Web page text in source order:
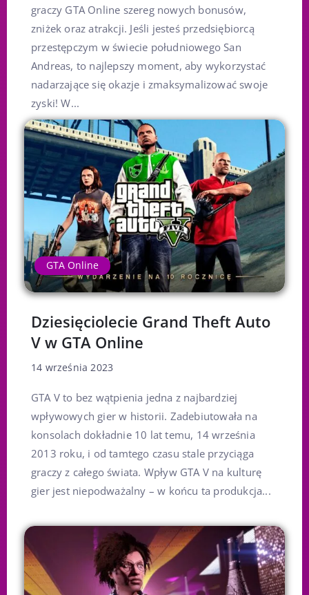
graczy GTA Online szereg nowych bonusów,
zniżek oraz atrakcji. Jeśli jesteś przedsiębiorcą
przestępczym w świecie południowego San
Andreas, to najlepszy moment, aby wykorzystać
nadarzające się okazje i zmaksymalizować swoje
zyski! W...
GTA Online
Dziesięciolecie Grand Theft Auto
V w GTA Online
14 września 2023
GTA V to bez wątpienia jedna z najbardziej
wpływowych gier w historii. Zadebiutowała na
konsolach dokładnie 10 lat temu, 14 września
2013 roku, i od tamtego czasu stale przyciąga
graczy z całego świata. Wpływ GTA V na kulturę
gier jest niepodważalny – w końcu ta produkcja...